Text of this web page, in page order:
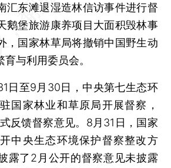
汇东滩退湿造林信访事件进行督
鹅堡旅游康养项目大面积毁林事
，国家林草局将撤销中国野生动
与利用委员会。
至9月30日，中央第七生态环
国家林业和草原局开展督察，
反馈督察意见。8月31日，国家
中央生态环境保护督察整改方
露了2月公开的督察意见未披露